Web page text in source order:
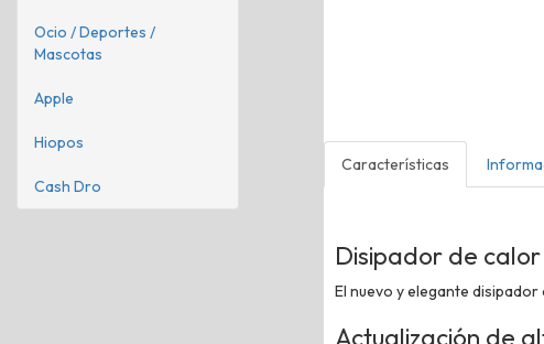
Ocio / Deportes /
Mascotas
Apple
Hiopos
Cash Dro
Características
Disipador de
El nuevo y elegante
Actualización de